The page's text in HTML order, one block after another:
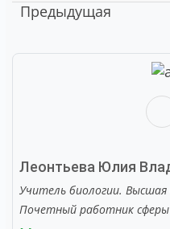
Предыдущая
Леонтьева Юлия
Учитель биологии. Высшая
Почетный работник сферы